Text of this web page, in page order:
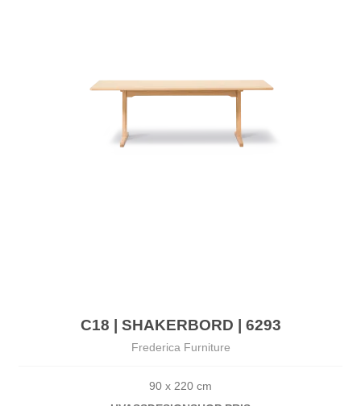
C18 | SHAKERBORD | 6293
Frederica Furniture
90 x 220 cm